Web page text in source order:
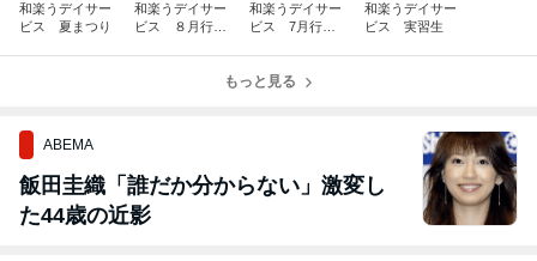
和楽うデイサー
ビス 夏まつり
和楽うデイサー
ビス ８月行事
和楽うデイサー
ビス 7月行事
和楽うデイサー
ビス 実習生
もっと見る
ABEMA
飯田圭織「誰だか分からない」激変し
た44歳の近影